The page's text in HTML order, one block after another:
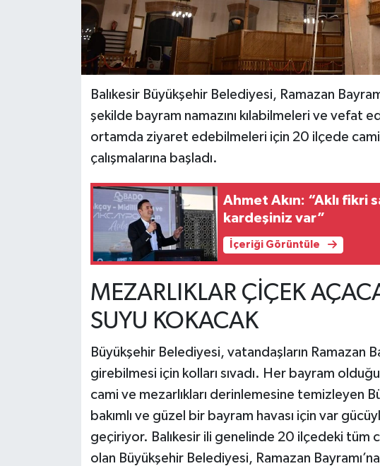
Balıkesir Büyükşehir Belediyesi, Ramazan
şekilde bayram namazını kılabilmeleri ve vefat
ortamda ziyaret edebilmeleri için 20 ilçede
çalışmalarına başladı.
Ahmet Akın: “Aklı fikri
kardeşiniz var”
İçeriği Görüntüle
MEZARLIKLAR ÇİÇEK
SUYU KOKACAK
Büyükşehir Belediyesi, vatandaşların Ramazan
girebilmesi için kolları sıvadı. Her bayram
cami ve mezarlıkları derinlemesine temizleyen
bakımlı ve güzel bir bayram havası için var
geçiriyor. Balıkesir ili genelinde 20 ilçedeki tüm
olan Büyükşehir Belediyesi, Ramazan Bayramı’na